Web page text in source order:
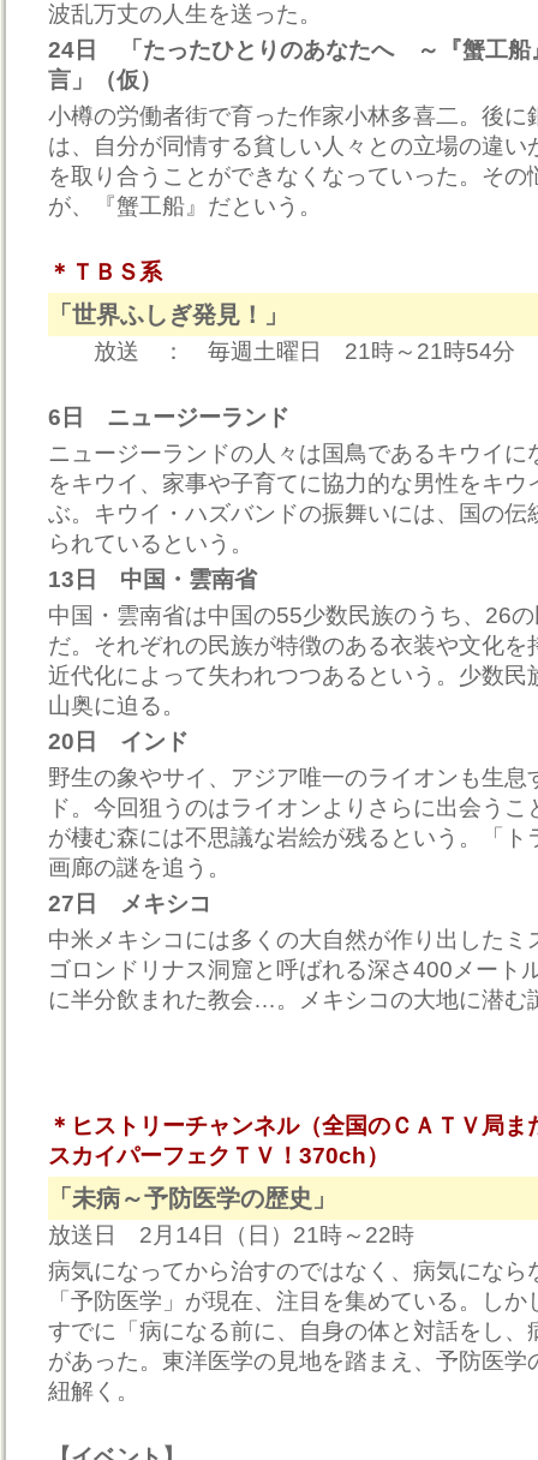
波乱万丈の人生を送った。
24日 「たったひとりのあなたへ ～『蟹工船
言」（仮）
小樽の労働者街で育った作家小林多喜二。後に
は、自分が同情する貧しい人々との立場の違い
を取り合うことができなくなっていった。その
が、『蟹工船』だという。
＊ＴＢＳ系
「世界ふしぎ発見！」
放送 ： 毎週土曜日 21時～21時54分
6日 ニュージーランド
ニュージーランドの人々は国鳥であるキウイに
をキウイ、家事や子育てに協力的な男性をキウ
ぶ。キウイ・ハズバンドの振舞いには、国の伝
られているという。
13日 中国・雲南省
中国・雲南省は中国の55少数民族のうち、26
だ。それぞれの民族が特徴のある衣装や文化を
近代化によって失われつつあるという。少数民
山奥に迫る。
20日 インド
野生の象やサイ、アジア唯一のライオンも生息
ド。今回狙うのはライオンよりさらに出会う
が棲む森には不思議な岩絵が残るという。「ト
画廊の謎を追う。
27日 メキシコ
中米メキシコには多くの大自然が作り出したミ
ゴロンドリナス洞窟と呼ばれる深さ400メート
に半分飲まれた教会…。メキシコの大地に潜む
＊ヒストリーチャンネル（全国のＣＡＴＶ局
スカイパーフェクＴＶ！370ch）
「未病～予防医学の歴史」
放送日 2月14日（日）21時～22時
病気になってから治すのではなく、病気になら
「予防医学」が現在、注目を集めている。し
すでに「病になる前に、自身の体と対話をし、
があった。東洋医学の見地を踏まえ、予防医学
紐解く。